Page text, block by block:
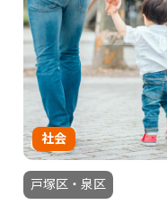
社会
戸塚区・泉区